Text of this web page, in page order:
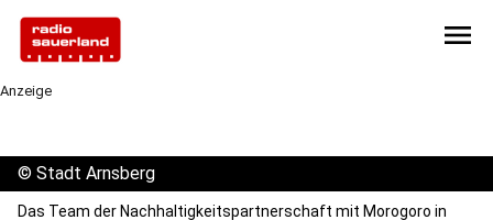
menu
Anzeige
© Stadt Arnsberg
Das Team der Nachhaltigkeitspartnerschaft mit Morogoro in